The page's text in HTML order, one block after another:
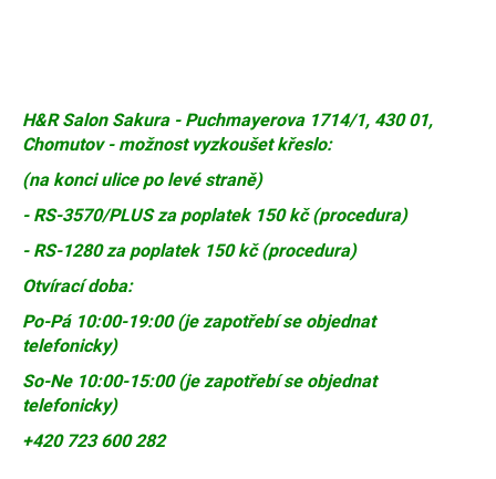
H&R Salon Sakura - Puchmayerova 1714/1, 430 01,
Chomutov - možnost vyzkoušet křeslo:
(na konci ulice po levé straně)
- RS-3570/PLUS za poplatek 150 kč (procedura)
- RS-1280 za poplatek 150 kč (procedura)
Otvírací doba:
Po-Pá 10:00-19:00 (je zapotřebí se objednat
telefonicky)
So-Ne 10:00-15:00 (je zapotřebí se objednat
telefonicky)
+420 723 600 282